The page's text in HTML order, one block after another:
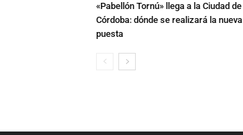
«Pabellón Tornú» llega a la Ciudad de
Córdoba: dónde se realizará la nueva
puesta